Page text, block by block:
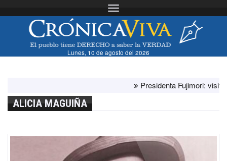
Toggle navigation
Lunes, 10 de agosto del 2026
Presidenta Fujimori: visita
ALICIA MAGUIÑA